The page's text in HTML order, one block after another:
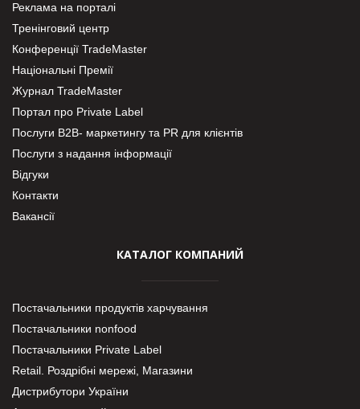
Реклама на порталі
Тренінговий центр
Конференції TradeMaster
Національні Премії
Журнал TradeMaster
Портал про Private Label
Послуги В2В- маркетингу та PR для клієнтів
Послуги з надання інформації
Відгуки
Контакти
Вакансії
КАТАЛОГ КОМПАНИЙ
Постачальники продуктів харчування
Постачальники nonfood
Постачальники Private Label
Retail. Роздрібні мережі, Магазини
Дистрибутори України